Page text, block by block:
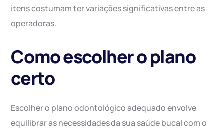
itens costumam ter variações significativas entre as
operadoras.
Como escolher o plano
certo
Escolher o plano odontológico adequado envolve
equilibrar as necessidades da sua saúde bucal com o